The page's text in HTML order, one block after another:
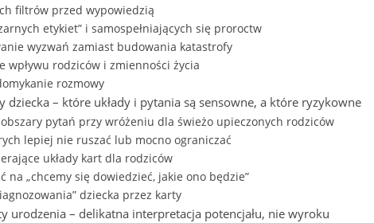
filtrów przed wypowiedzią
etykiet” i samospełniających się proroctw
wyzwań zamiast budowania katastrofy
wpływu rodziców i zmienności życia
rozmowy
dziecka – które układy i pytania są sensowne, a które ryzykowne
pytań przy wróżeniu dla świeżo upieczonych rodziców
lepiej nie ruszać lub mocno ograniczać
układy kart dla rodziców
na „chcemy się dowiedzieć, jakie ono będzie”
dziecka przez karty
urodzenia – delikatna interpretacja potencjału, nie wyroku